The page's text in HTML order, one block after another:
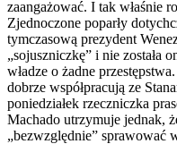
zaangażować. I tak właśnie
Zjednoczone poparły
tymczasową prezydent
„sojuszniczkę” i nie została
władze o żadne
dobrze współpracują ze
poniedziałek rzeczniczka
Machado utrzymuje jednak,
„bezwzględnie” sprawować